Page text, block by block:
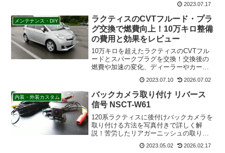
トの希釈率、DIYでのエア抜き手順、かか
った費用まで紹介。オーバーヒート防止
のメンテナンスに必見です。
2023.07.17
メンテナンス・DIY
ラクティスのCVTフルード・プラ
グ交換で燃費向上！10万キロ整備
の費用と効果をレビュー
10万キロを超えたラクティスのCVTフル
ードとスパークプラグを交換！交換後の
燃費や加速の変化、ディーラーやカー用
「最近燃費が落ちた」「メンテナンス時
期がわからない」というオーナー必見の
リフレッシュ整備記録です。
2023.07.10 2026.07.02
内装・外装カスタム
バックカメラ取り付け リバース
信号 NSCT-W61
120系ラクティスに後付けバックカメラを
取り付ける方法を写真付きで詳しく解
説！苦労したリアガーニッシュの取り外
出し、トヨタ純正ナビ（NSCT-W61）の
2023.05.02 2026.02.17